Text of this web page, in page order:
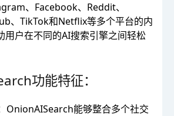
、Facebook、Reddit、
、TikTok和Netflix等多个平台的内
用户在不同的AI搜索引擎之间轻松
功能特征：
OnionAISearch能够整合多个社交